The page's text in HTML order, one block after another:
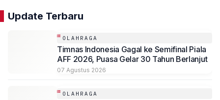
Update Terbaru
OLAHRAGA
Timnas Indonesia Gagal ke Semifinal Piala
AFF 2026, Puasa Gelar 30 Tahun Berlanjut
07 Agustus 2026
OLAHRAGA